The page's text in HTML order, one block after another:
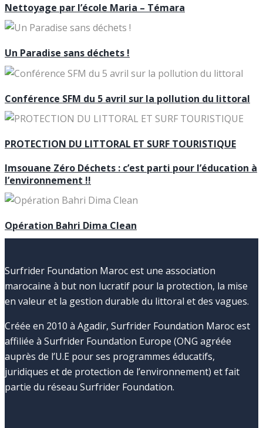
Nettoyage par l’école Maria – Témara
Un Paradise sans déchets !
Conférence SFM du 5 avril sur la pollution du littoral
PROTECTION DU LITTORAL ET SURF TOURISTIQUE
Imsouane Zéro Déchets : c’est parti pour l’éducation à
l’environnement !!
Opération Bahri Dima Clean
Surfrider Foundation Maroc est une association
marocaine à but non lucratif pour la protection, la mise
en valeur et la gestion durable du littoral et des vagues.
Créée en 2010 à Agadir, Surfrider Foundation Maroc est
affiliée à Surfrider Foundation Europe (ONG agréée
auprès de l’U.E pour ses programmes éducatifs,
juridiques et de protection de l’environnement) et fait
partie du réseau Surfrider Foundation.